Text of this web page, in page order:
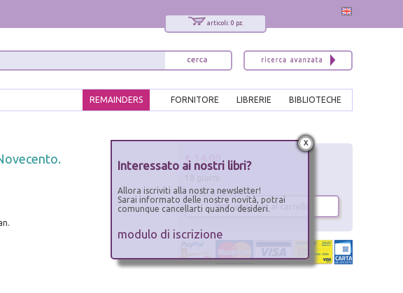
articoli: 0 pz.
BIBLIOTECHE
LIBRERIE
FORNITORE
REMAINDERS
€ 14.00
aggiungi al carrello
x
Interessato ai nostri libri?
Allora iscriviti alla nostra newsletter!
Sarai informato delle nostre novità, potrai
comunque cancellarti quando desideri.
modulo di iscrizione